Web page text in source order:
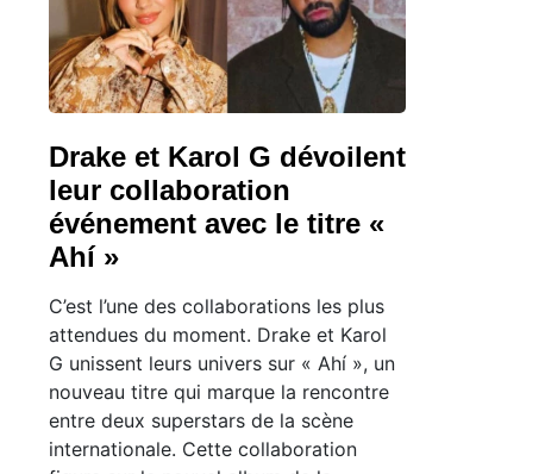
Drake et Karol G dévoilent
leur collaboration
événement avec le titre «
Ahí »
C’est l’une des collaborations les plus
attendues du moment. Drake et Karol
G unissent leurs univers sur « Ahí », un
nouveau titre qui marque la rencontre
entre deux superstars de la scène
internationale. Cette collaboration